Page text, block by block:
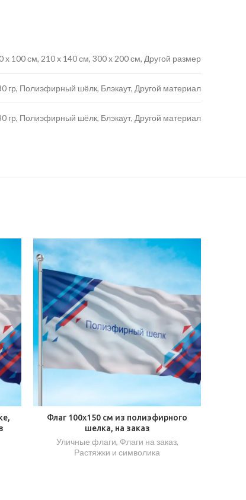
100 см, 210 x 140 см, 300 x 200 см, Другой размер
гр, Полиэфирный шёлк, Блэкаут, Другой материал
гр, Полиэфирный шёлк, Блэкаут, Другой материал
Флаг 100х150 см из полиэфирного
шелка, на заказ
Уличные флаги, Флаги на заказ,
Растяжки и символика